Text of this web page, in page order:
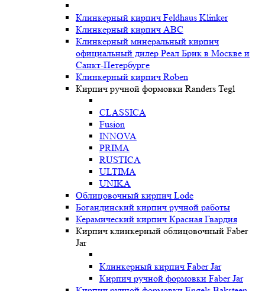
Клинкерный кирпич Feldhaus Klinker
Клинкерный кирпич ABC
Клинкерный минеральный кирпич
официальный дилер Реал Брик в Москве и
Санкт-Петербурге
Клинкерный кирпич Roben
Кирпич ручной формовки Randers Tegl
CLASSICA
Fusion
INNOVA
PRIMA
RUSTICA
ULTIMA
UNIKA
Oблицовочный кирпич Lode
Богандинский кирпич ручной работы
Керамический кирпич Красная Гвардия
Кирпич клинкерный облицовочный Faber
Jar
Клинкерный кирпич Faber Jar
Кирпич ручной формовки Faber Jar